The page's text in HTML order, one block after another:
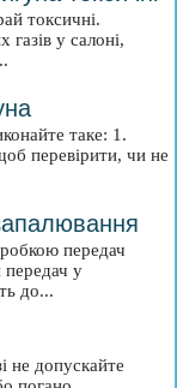
токсичні.
у салоні,
таке: 1.
перевірити, чи не
передач
передач у
до...
не допускайте